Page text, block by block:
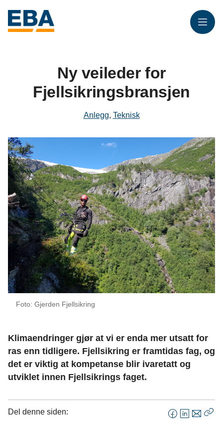
Meny
Ny veileder for
Fjellsikringsbransjen
Anlegg, Teknisk
Foto: Gjerden Fjellsikring
Klimaendringer gjør at vi er enda mer utsatt for
ras enn tidligere. Fjellsikring er framtidas fag, og
det er viktig at kompetanse blir ivaretatt og
utviklet innen Fjellsikrings faget.
Del denne siden:
F
L
E